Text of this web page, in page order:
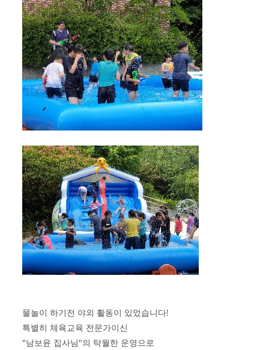
물놀이 하기전 야외 활동이 있었습니다!
특별히 체육교육 전문가이신
"남보윤 집사님"의 탁월한 운영으로